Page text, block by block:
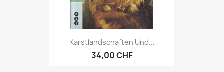
Karstlandschaften Und...
34,00 CHF